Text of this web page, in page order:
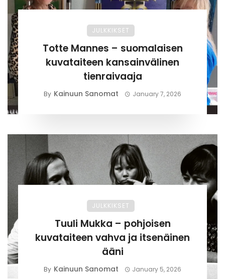
JULKKIKSET
Totte Mannes – suomalaisen
kuvataiteen kansainvälinen
tienraivaaja
By Kainuun Sanomat January 7, 2026
JULKKIKSET
Tuuli Mukka – pohjoisen
kuvataiteen vahva ja itsenäinen
ääni
By Kainuun Sanomat January 5, 2026